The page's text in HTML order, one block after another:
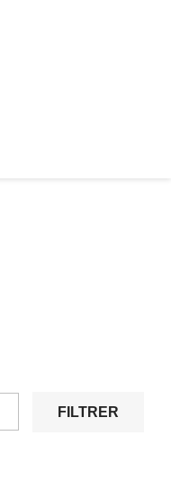
FILTRER